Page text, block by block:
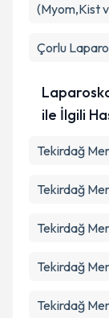
(Myom,Kist
Çorlu
ile İlgili
Tekirdağ
Tekirdağ
Tekirdağ
Tekirdağ
Tekirdağ